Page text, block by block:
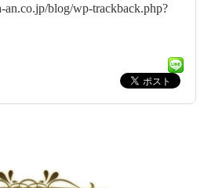
an.co.jp/blog/wp-trackback.php?